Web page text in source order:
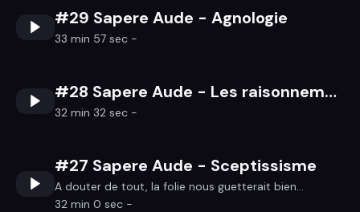
#29 Sapere Aude - Agnologie
33 min 57 sec -
#28 Sapere Aude - Les raisonnements
32 min 32 sec -
#27 Sapere Aude - Sceptissisme
A douter de tout, la folie nous guetterait bien...
32 min 0 sec -